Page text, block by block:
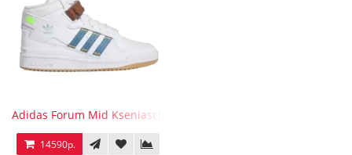
Adidas Forum Mid Kseniaschnaider
14590р.